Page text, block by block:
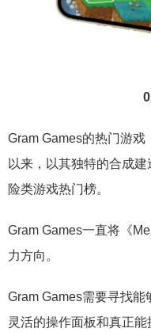
Gram Games的热门游
以来，以其独特的合成
险类游戏热门榜。
Gram Games一直将《
力方向。
Gram Games需要寻找
灵活的操作面板和真正